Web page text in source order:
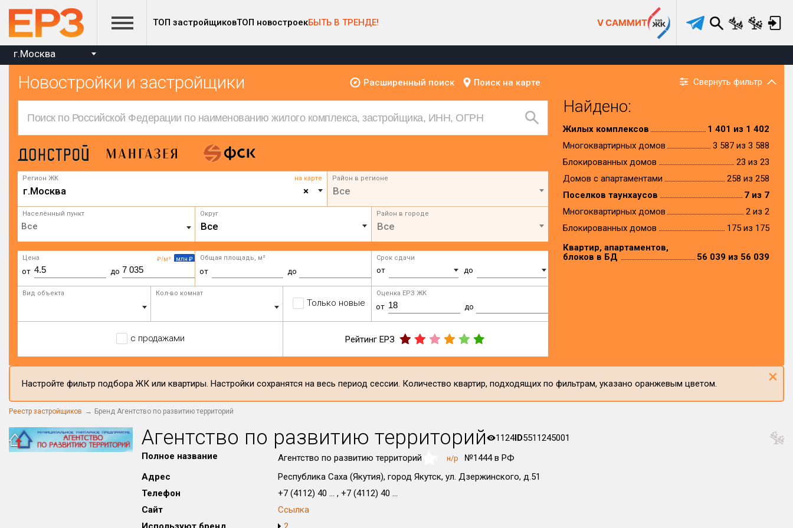
ТОП застройщиковТОП новостроекБЫТЬ В ТРЕНДЕ! V САММИТ
г.Москва
Новостройки и застройщики Расширенный поиск Поиск на карте Свернуть фильтр
Регион ЖК на карте
×
г.Москва
Район в регионе
Все
Населённый пункт Округ
Все
Район в городе
Все
₽/м² млн ₽
Цена
от до
Общая площадь, м²
от до
Срок сдачи
от до
Вид объекта Кол-во комнат
Только новые
Оценка ЕРЗ ЖК
от до
с продажами Рейтинг ЕРЗ
Найдено:
Жилых комплексов
1 401 из 1 402
Многоквартирных домов
3 587 из 3 588
Блокированных домов
23 из 23
Домов с апартаментами
258 из 258
Поселков таунхаусов
7 из 7
Многоквартирных домов
2 из 2
Блокированных домов
175 из 175
Квартир, апартаментов,
блоков в БД
56 039 из 56 039
Настройте фильтр подбора ЖК или квартиры. Настройки сохранятся на весь период сессии. Количество квартир, подходящих по фильтрам, указано оранжевым цветом. ×
Реестр застройщиков Бренд Агентство по развитию территорий
Агентство по развитию территорий 1124ID5511245001
Полное название
Агентство по развитию территорий н/р
№1444 в РФ
Адрес
Республика Саха (Якутия), город Якутск, ул. Дзержинского, д.51
Телефон
+7 (4112) 40 ... , +7 (4112) 40 ...
Сайт
Ссылка